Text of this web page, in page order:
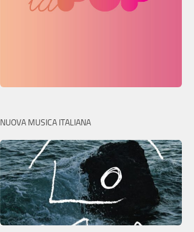
NUOVA MUSICA ITALIANA